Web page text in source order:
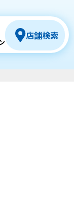
店舗検索